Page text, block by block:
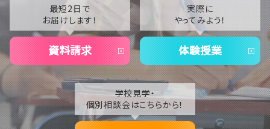
2021
2020
最短2日で
お届けします！
資料請求
実際に
やってみよう！
体験授業
学校見学・
個別相談会はこちらから！